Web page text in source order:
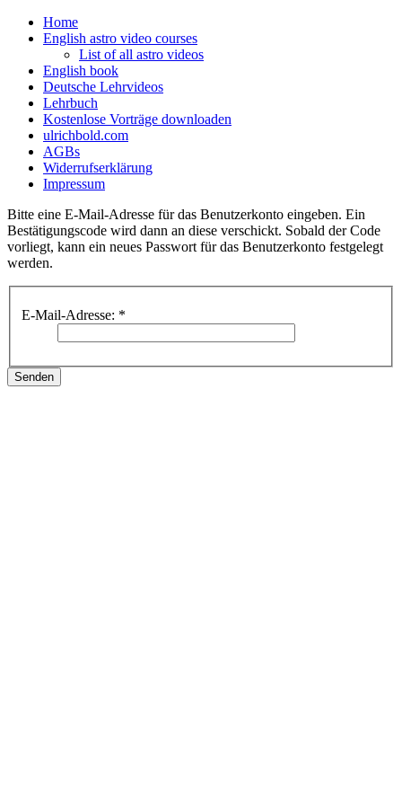
Home
English astro video courses
List of all astro videos
English book
Deutsche Lehrvideos
Lehrbuch
Kostenlose Vorträge downloaden
ulrichbold.com
AGBs
Widerrufserklärung
Impressum
Bitte eine E-Mail-Adresse für das Benutzerkonto eingeben. Ein
Bestätigungscode wird dann an diese verschickt. Sobald der Code
vorliegt, kann ein neues Passwort für das Benutzerkonto festgelegt
werden.
E-Mail-Adresse: *
Senden